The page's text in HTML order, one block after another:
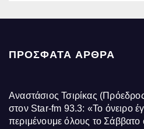
ΠΡΌΣΦΑΤΑ ΆΡΘΡΑ
Αναστάσιος Τσιρίκας
στον Star-fm 93.3: «Το όνειρο
περιμένουμε όλους το